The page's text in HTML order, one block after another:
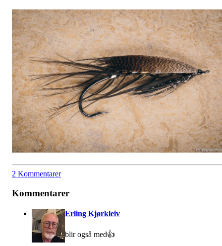
2 Kommentarer
Kommentarer
Erling Kjørkleiv
blir også med👍